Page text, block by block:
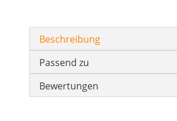
Beschreibung
Passend zu
Bewertungen